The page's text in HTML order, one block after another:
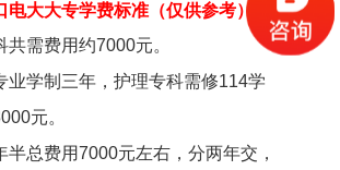
大大专学费标准（仅供参考）
需费用约7000元。
学制三年，护理专科需修114学
元。
总费用7000元左右，分两年交，